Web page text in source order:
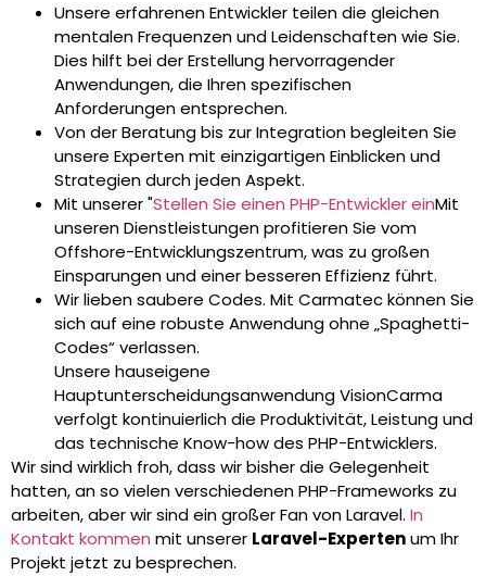
Unsere erfahrenen Entwickler teilen die gleichen
mentalen Frequenzen und Leidenschaften wie Sie.
Dies hilft bei der Erstellung hervorragender
Anwendungen, die Ihren spezifischen
Anforderungen entsprechen.
Von der Beratung bis zur Integration begleiten Sie
unsere Experten mit einzigartigen Einblicken und
Strategien durch jeden Aspekt.
Mit unserer "Stellen Sie einen PHP-Entwickler einMit
unseren Dienstleistungen profitieren Sie vom
Offshore-Entwicklungszentrum, was zu großen
Einsparungen und einer besseren Effizienz führt.
Wir lieben saubere Codes. Mit Carmatec können Sie
sich auf eine robuste Anwendung ohne „Spaghetti-
Codes“ verlassen.
Unsere hauseigene
Hauptunterscheidungsanwendung VisionCarma
verfolgt kontinuierlich die Produktivität, Leistung und
das technische Know-how des PHP-Entwicklers.
Wir sind wirklich froh, dass wir bisher die Gelegenheit
hatten, an so vielen verschiedenen PHP-Frameworks zu
arbeiten, aber wir sind ein großer Fan von Laravel. In
Kontakt kommen mit unserer Laravel-Expertenum Ihr
Projekt jetzt zu besprechen.